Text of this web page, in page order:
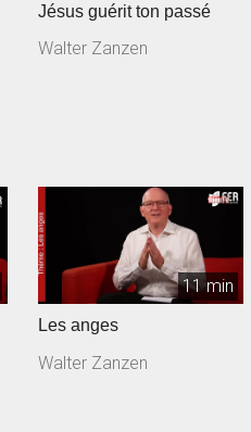
Jésus guérit ton passé
Walter Zanzen
11 min
Les anges
Walter Zanzen